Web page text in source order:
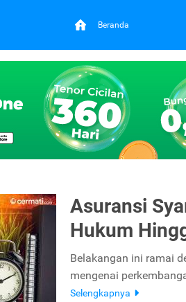
Beranda
Asuransi
Hukum
Belakangan ini ramai
mengenai
Selengkapnya